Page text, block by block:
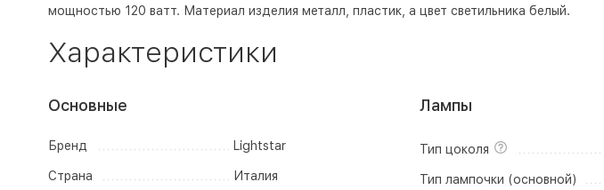
мощностью 120 ватт. Материал изделия металл, пластик, а цвет светильника белый.
Характеристики
Основные
Бренд Lightstar
Страна Италия
Лампы
Тип цоколя
Тип лампочки (основной)